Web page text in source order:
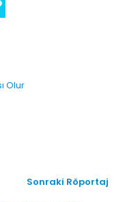
Olur
Sonraki Röportaj